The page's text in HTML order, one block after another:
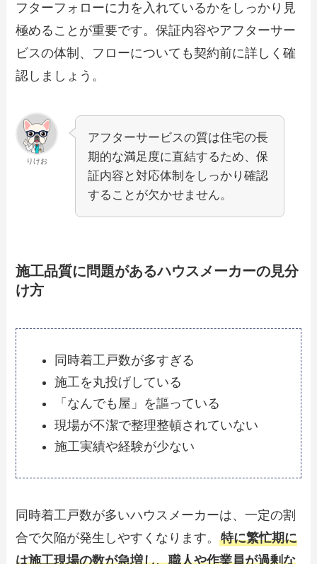
フターフォローに力を入れているかをしっかり見
極めることが重要です。保証内容やアフターサー
ビスの体制、フローについても契約前に詳しく確
認しましょう。
りけお
アフターサービスの質は住宅の長
期的な満足度に直結するため、保
証内容と対応体制をしっかり確認
することが欠かせません。
施工品質に問題があるハウスメーカーの見分
け方
同時着工戸数が多すぎる
施工を丸投げしている
「なんでも屋」を謳っている
現場が不潔で整理整頓されていない
施工実績や経験が少ない
同時着工戸数が多いハウスメーカーは、一定の割
合で欠陥が発生しやすくなります。特に繁忙期に
は施工現場の数が急増し、職人や作業員が過剰な